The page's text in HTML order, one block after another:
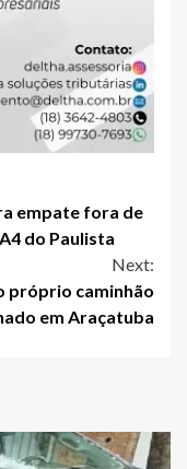
empate fora de
do Paulista
Next:
próprio caminhão
em Araçatuba